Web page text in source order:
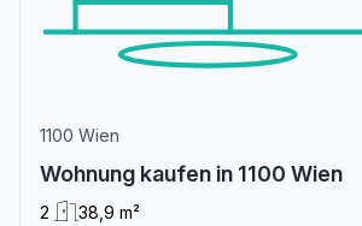
1100 Wien
Wohnung kaufen in 1100 Wien
2
38,9 m²